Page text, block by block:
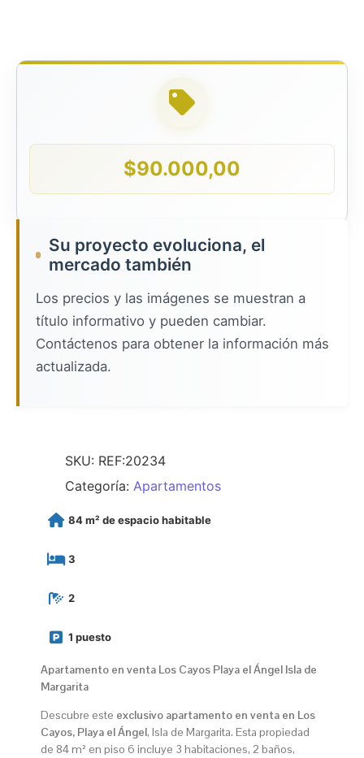
$90.000,00
Su proyecto evoluciona, el
mercado también
Los precios y las imágenes se muestran a
título informativo y pueden cambiar.
Contáctenos para obtener la información más
actualizada.
SKU: REF:20234
Categoría: Apartamentos
84 m² de espacio habitable
3
2
1 puesto
Apartamento en venta Los Cayos Playa el Ángel Isla de
Margarita
Descubre este exclusivo apartamento en venta en Los
Cayos, Playa el Ángel, Isla de Margarita. Esta propiedad
de 84 m² en piso 6 incluye 3 habitaciones, 2 baños,